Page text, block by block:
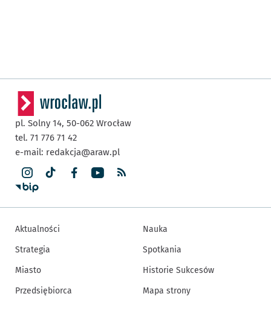
pl. Solny 14, 50-062 Wrocław
tel. 71 776 71 42
e-mail: redakcja@araw.pl
Aktualności
Strategia
Miasto
Przedsiębiorca
Nauka
Spotkania
Historie Sukcesów
Mapa strony